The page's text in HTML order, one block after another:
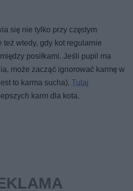
się nie tylko przy częstym
wtedy, gdy kot regularnie
posiłkami. Jeśli pupil ma
może zacząć ignorować karmę w
to karma sucha).Tutaj
karm dla kota.